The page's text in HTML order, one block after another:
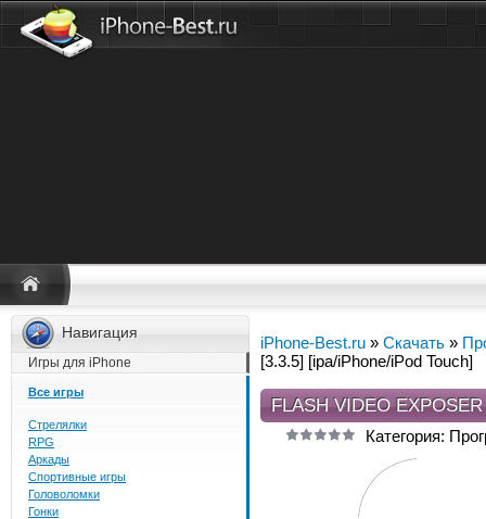
Навигация
Игры для iPhone
Все игры
Стрелялки
RPG
Аркады
Спортивные игры
Головоломки
Гонки
iPhone-Best.ru » Скачать »
[3.3.5] [ipa/iPhone/iPod Touch]
FLASH VIDEO
Категория: